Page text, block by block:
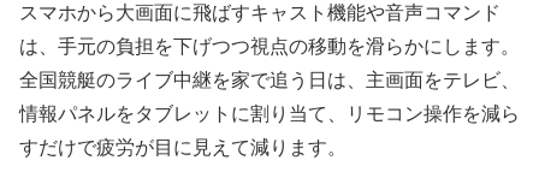
スマホから大画面に飛ばすキャスト機能や音声コマンド
は、手元の負担を下げつつ視点の移動を滑らかにします。
全国競艇のライブ中継を家で追う日は、主画面をテレビ、
情報パネルをタブレットに割り当て、リモコン操作を減ら
すだけで疲労が目に見えて減ります。